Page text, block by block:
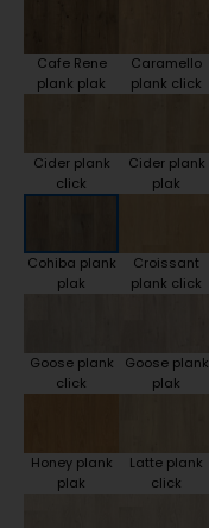
Cafe Rene
plank plak
Caramello
plank click
Cider plank
click
Cider plank
plak
Cohiba plank
plak
Croissant
plank click
Goose plank
click
Goose plank
plak
Honey plank
plak
Latte plank
click